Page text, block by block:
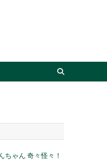
ちゃん 奇々怪々！